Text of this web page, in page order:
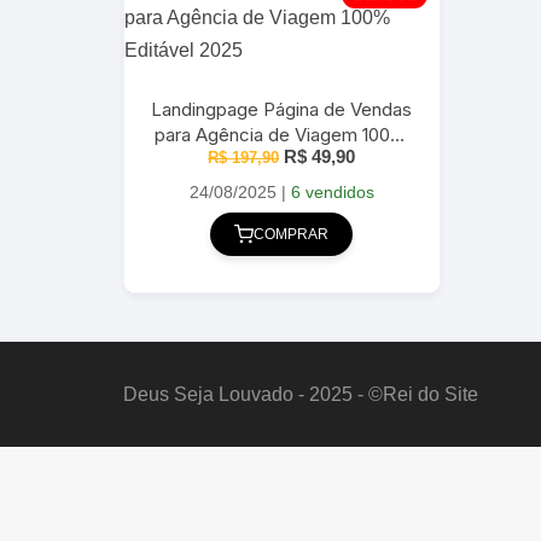
Landingpage Página de Vendas
para Agência de Viagem 100%
Editável 2025
R$197,90 O
original
era:
R$ 197,90.
R$ 49,90O
atual
24/08/2025 | 6 vendidos
COMPRAR
Deus Seja Louvado - 2025 - ©Rei do Site